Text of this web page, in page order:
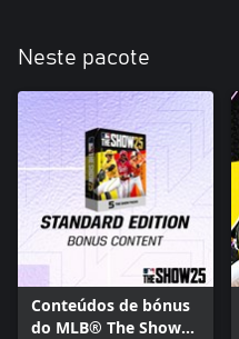
Neste pacote
Conteúdos de bónus
do MLB® The Show™